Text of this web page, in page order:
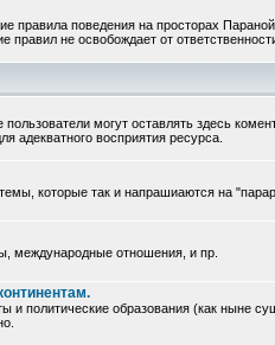
правила поведения на просторах
правил не освобождает от
пользователи могут оставлять здесь
адекватного восприятия ресурса.
которые так и напрашиаются на
международные отношения, и пр.
и политические образования (как ныне